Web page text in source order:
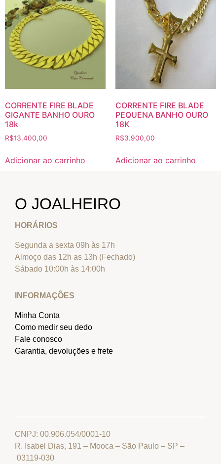
CORRENTE FIRE BLADE
GIGANTE BANHO OURO
18k
R$13.400,00
Adicionar ao carrinho
CORRENTE FIRE BLADE
PEQUENA BANHO OURO
18K
R$3.900,00
Adicionar ao carrinho
O JOALHEIRO
HORÁRIOS
Segunda a sexta 09h às 17h
Almoço das 12h as 13h (Fechado)
Sábado 10:00h às 14:00h
INFORMAÇÕES
Minha Conta
Como medir seu dedo
Fale conosco
Garantia, devoluções e frete
CNPJ: 00.906.054/0001-10
R. Isabel Dias, 191 – Mooca – São Paulo – SP –
03119-030